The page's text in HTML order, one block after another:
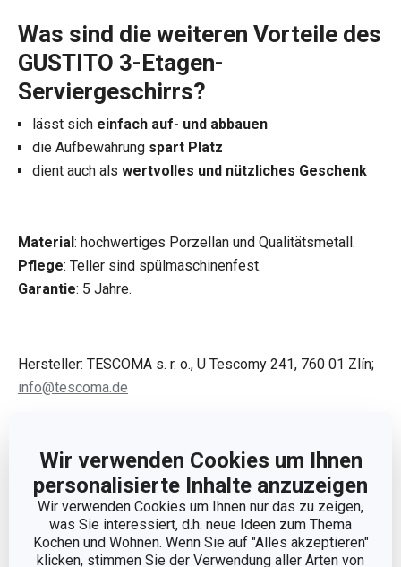
Wir verwenden Cookies um Ihnen
personalisierte Inhalte anzuzeigen
Wir verwenden Cookies um Ihnen nur das zu zeigen,
was Sie interessiert, d.h. neue Ideen zum Thema
Kochen und Wohnen. Wenn Sie auf "Alles akzeptieren"
klicken, stimmen Sie der Verwendung aller Arten von
Was sind die weiteren Vorteile des
GUSTITO 3-Etagen-
Serviergeschirrs?
lässt sich einfach auf- und abbauen
die Aufbewahrung spart Platz
dient auch als wertvolles und nützliches Geschenk
Material: hochwertiges Porzellan und Qualitätsmetall.
Pflege: Teller sind spülmaschinenfest.
Garantie: 5 Jahre.
Hersteller: TESCOMA s. r. o., U Tescomy 241, 760 01 Zlín;
info@tescoma.de
Weniger anzeigen